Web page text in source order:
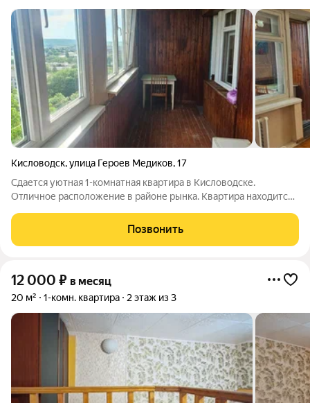
Кисловодск,улица Героев Медиков,17
Сдается уютная 1-комнатная квартира в Кисловодске.
Отличное расположение в районе рынка. Квартира находится
предусмотрена улучшенная планировка, что обеспечивает
комфортное проживание.
Позвонить
12 000 ₽ в месяц
20 м² 1-комн. квартира 2 этаж из 3